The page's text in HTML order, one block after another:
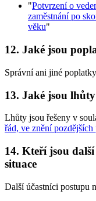
"Potvrzení o
zaměstnání po
věku"
12. Jaké jsou
Správní ani jiné
13. Jaké jsou
Lhůty jsou řešeny v
řád, ve znění pozdějších
14. Kteří jsou
situace
Další účastníci postupu